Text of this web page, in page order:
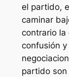
el partido,
caminar
contrario la
confusión
partido son